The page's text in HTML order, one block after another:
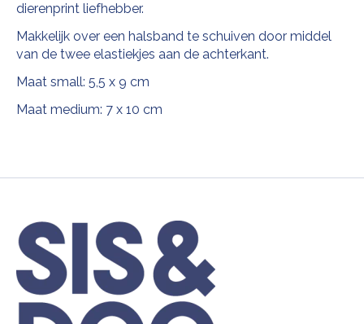
dierenprint liefhebber.
Makkelijk over een halsband te schuiven door middel
van de twee elastiekjes aan de achterkant.
Maat small: 5,5 x 9 cm
Maat medium: 7 x 10 cm